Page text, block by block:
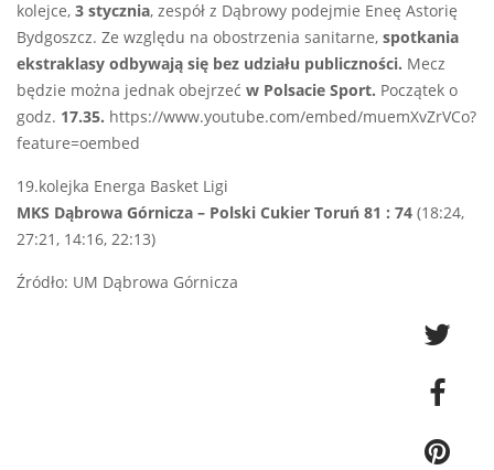
kolejce, 3 stycznia, zespół z Dąbrowy podejmie Eneę Astorię
Bydgoszcz. Ze względu na obostrzenia sanitarne, spotkania
ekstraklasy odbywają się bez udziału publiczności. Mecz
będzie można jednak obejrzeć w Polsacie Sport. Początek o
godz. 17.35. https://www.youtube.com/embed/muemXvZrVCo?
feature=oembed
19.kolejka Energa Basket Ligi
MKS Dąbrowa Górnicza – Polski Cukier Toruń 81 : 74 (18:24,
27:21, 14:16, 22:13)
Źródło: UM Dąbrowa Górnicza